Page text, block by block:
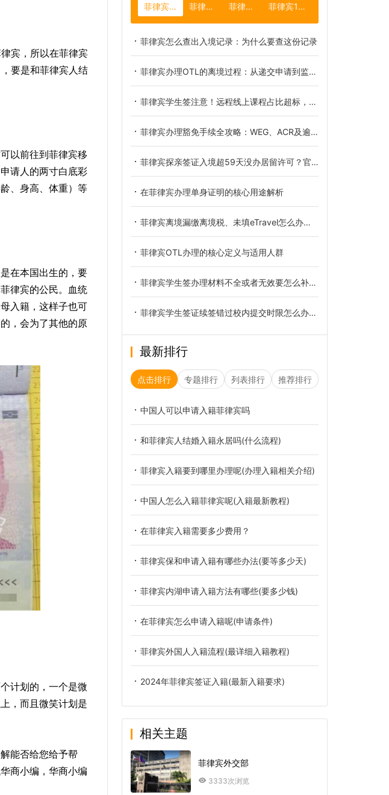
宾，所以在菲律宾
要是和菲律宾人结
以前往到菲律宾移
请人的两寸白底彩
、身高、体重）等
在本国出生的，要
律宾的公民。血统
入籍，这样子也可
，会为了其他的原
计划的，一个是微
，而且微笑计划是
能否给您给予帮
商小编，华商小编
菲律宾移民局 菲律宾节日 菲律宾首都 菲律宾13c签证
菲律宾怎么查出入境记录：为什么要查这份记录
菲律宾办理OTL的离境过程：从递交申请到监送出关的全链路拆解
菲律宾学生签注意！远程线上课程占比超标，续签与入境风险持续上升
菲律宾办理豁免手续全攻略：WEG、ACR及逾期罚款豁免实操指南
菲律宾探亲签证入境超59天没办居留许可？官方完整补救方案
在菲律宾办理单身证明的核心用途解析
菲律宾离境漏缴离境税、未填eTravel怎么办？官方合规补救方案全解
菲律宾OTL办理的核心定义与适用人群
菲律宾学生签办理材料不全或者无效要怎么补救？
菲律宾学生签证续签错过校内提交时限怎么办？补救流程与风险全解析
最新排行
点击排行 专题排行 列表排行 推荐排行
中国人可以申请入籍菲律宾吗
和菲律宾人结婚入籍永居吗(什么流程)
菲律宾入籍要到哪里办理呢(办理入籍相关介绍)
中国人怎么入籍菲律宾呢(入籍最新教程)
在菲律宾入籍需要多少费用？
菲律宾保和申请入籍有哪些办法(要等多少天)
菲律宾内湖申请入籍方法有哪些(要多少钱)
在菲律宾怎么申请入籍呢(申请条件)
菲律宾外国人入籍流程(最详细入籍教程)
2024年菲律宾签证入籍(最新入籍要求)
相关主题
菲律宾外交部
3333次浏览